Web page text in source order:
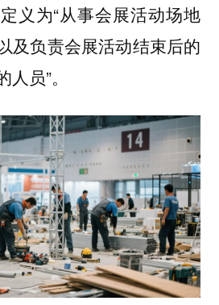
义为“从事会展活动场地
及负责会展活动结束后的
员”。